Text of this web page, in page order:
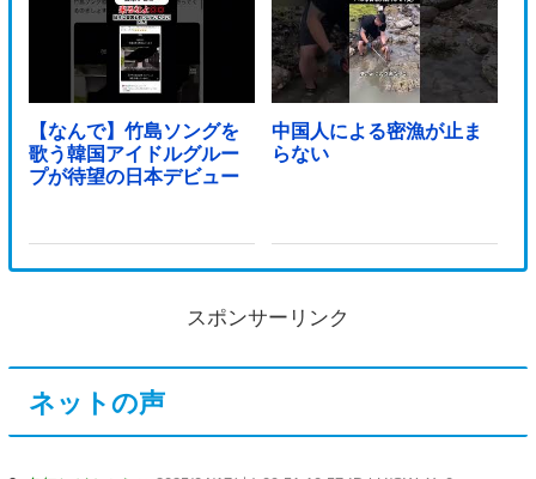
【なんで】竹島ソングを
歌う韓国アイドルグルー
プが待望の日本デビュー
中国人による密漁が止ま
らない
スポンサーリンク
ネットの声